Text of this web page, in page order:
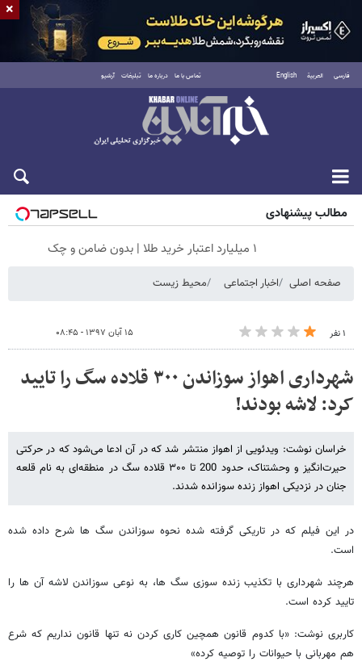
فارسی العربية English تماس با ما درباره ما تبلیغات آرشیو
شنبه ۱۷ مرداد ۱۴۰۵
مطالب پیشنهادی
۱ میلیارد اعتبار خرید طلا | بدون ضامن و چک
صفحه اصلی اخبار اجتماعی محیط زیست
۱ نفر ۱۵ آبان ۱۳۹۷ - ۰۸:۴۵
شهرداری اهواز سوزاندن ۳۰۰ قلاده سگ را تایید
کرد: لاشه بودند!
خراسان نوشت: ویدئویی از اهواز منتشر شد که در آن ادعا می‌شود که در حرکتی
حیرت‌انگیز و وحشتناک، حدود 200 تا ۳۰۰ قلاده سگ در منطقه‌ای به نام قلعه
جنان در نزدیکی اهواز زنده سوزانده شدند.
در این فیلم که در تاریکی گرفته شده نحوه سوزاندن سگ ها شرح داده شده
است.
هرچند شهرداری با تکذیب زنده سوزی سگ ها، به نوعی سوزاندن لاشه آن ها را
تایید کرده است.
کاربری نوشت: «با کدوم قانون همچین کاری کردن نه تنها قانون نداریم که شرع
هم مهربانی با حیوانات را توصیه کرده»
×